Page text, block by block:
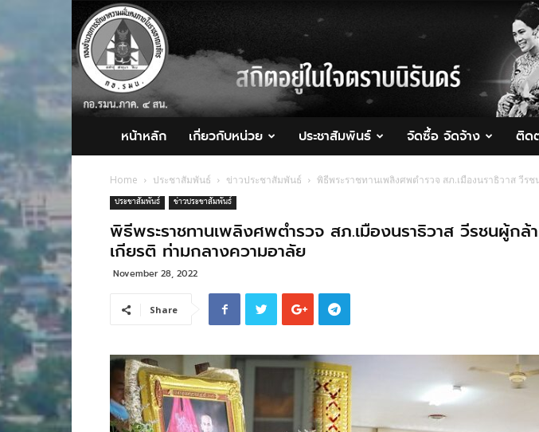
กอ.รมน.ภาค
4
สน.
หน้าหลัก เกี่ยวกับหน่วย ประชาสัมพันธ์ จัดซื้อ จัดจ้าง ติด
Home ประชาสัมพันธ์ ข่าวประชาสัมพันธ์ พิธีพระราชทานเพลิงศพตำรวจ สภ.เมืองนราธิวาส วีร
ประชาสัมพันธ์ ข่าวประชาสัมพันธ์
พิธีพระราชทานเพลิงศพตำรวจ สภ.เมืองนราธิวาส วีรชนผู้ก
เกียรติ ท่ามกลางความอาลัย
November 28, 2022
Share